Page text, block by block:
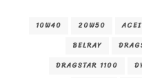
10W40 20W50
BELRAY
DRAGSTAR 1100